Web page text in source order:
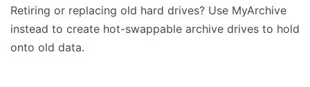
Retiring or replacing old hard drives? Use MyArchive
instead to create hot-swappable archive drives to hold
onto old data.